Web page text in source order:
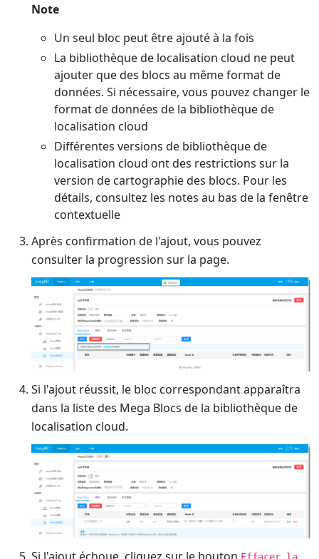
Note
Un seul bloc peut être ajouté à la fois
La bibliothèque de localisation cloud ne peut
ajouter que des blocs au même format de
données. Si nécessaire, vous pouvez changer le
format de données de la bibliothèque de
localisation cloud
Différentes versions de bibliothèque de
localisation cloud ont des restrictions sur la
version de cartographie des blocs. Pour les
détails, consultez les notes au bas de la fenêtre
contextuelle
Après confirmation de l'ajout, vous pouvez
consulter la progression sur la page.
Si l'ajout réussit, le bloc correspondant apparaîtra
dans la liste des Mega Blocs de la bibliothèque de
localisation cloud.
Effacer la